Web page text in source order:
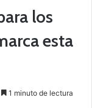
los
esta
1 minuto de lectura